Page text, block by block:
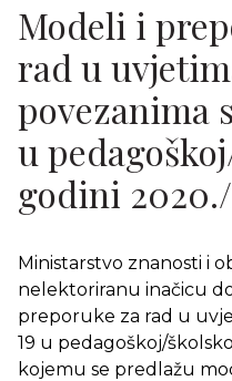
Modeli i
rad u
povezanima
u
godini 2020./
Ministarstvo znanosti i
nelektoriranu inačicu
preporuke za rad u
19 u pedagoškoj/
kojemu se predlažu